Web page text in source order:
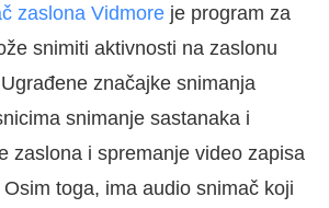
zaslona Vidmore je program za
snimiti aktivnosti na zaslonu
značajke snimanja
snimanje sastanaka i
zaslona i spremanje video zapisa
toga, ima audio snimač koji